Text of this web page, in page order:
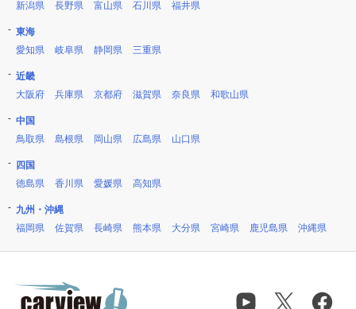
新潟県
長野県 富山県 石川県 福井県
東海
愛知県
岐阜県 静岡県 三重県
近畿
大阪府
兵庫県 京都府 滋賀県 奈良県 和歌山県
中国
鳥取県
島根県 岡山県 広島県 山口県
四国
徳島県
香川県 愛媛県 高知県
九州・沖縄
福岡県
佐賀県 長崎県 熊本県 大分県 宮崎県 鹿児島県 沖縄県